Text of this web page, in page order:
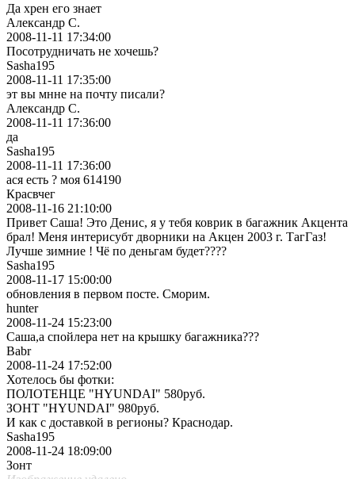
Да хрен его знает
Александр С.
2008-11-11 17:34:00
Посотрудничать не хочешь?
Sasha195
2008-11-11 17:35:00
эт вы мнне на почту писали?
Александр С.
2008-11-11 17:36:00
да
Sasha195
2008-11-11 17:36:00
ася есть ? моя 614190
Красвчег
2008-11-16 21:10:00
Привет Саша! Это Денис, я у тебя коврик в багажник Акцента
брал! Меня интерисубт дворники на Акцен 2003 г. ТагГаз!
Лучше зимние ! Чё по деньгам будет????
Sasha195
2008-11-17 15:00:00
обновления в первом посте. Сморим.
hunter
2008-11-24 15:23:00
Саша,а спойлера нет на крышку багажника???
Babr
2008-11-24 17:52:00
Хотелось бы фотки:
ПОЛОТЕНЦЕ "HYUNDAI" 580руб.
ЗОНТ "HYUNDAI" 980руб.
И как с доставкой в регионы? Краснодар.
Sasha195
2008-11-24 18:09:00
Зонт